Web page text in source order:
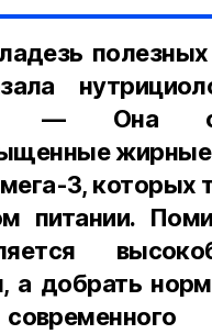
— Она
3, которых
питании.
а добрать